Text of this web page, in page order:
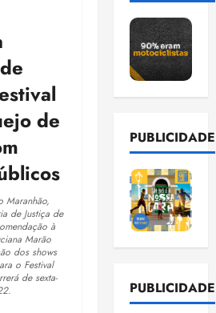
de
Maranhão,
de Justiça de
à
Marão
dos shows
o Festival
de sexta-
PUBLICIDADE
PUBLICIDADE